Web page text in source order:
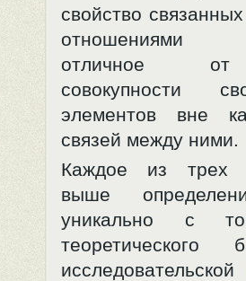
свойство
отношениями
отличное
совокупности
элементов вне
связей между ними.
Каждое из трех
выше
уникально с
теоретического